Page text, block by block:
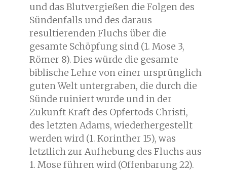
und das Blutvergießen die Folgen des
Sündenfalls und des daraus
resultierenden Fluchs über die
gesamte Schöpfung sind (1. Mose 3,
Römer 8). Dies würde die gesamte
biblische Lehre von einer ursprünglich
guten Welt untergraben, die durch die
Sünde ruiniert wurde und in der
Zukunft Kraft des Opfertods Christi,
des letzten Adams, wiederhergestellt
werden wird (1. Korinther 15), was
letztlich zur Aufhebung des Fluchs aus
1. Mose führen wird (Offenbarung 22).